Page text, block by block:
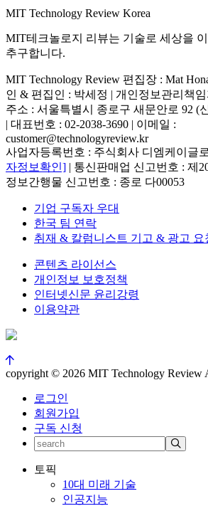
MIT Technology Review Korea
MIT테크놀로지 리뷰는 기술로 세상을
추구합니다.
MIT Technology Review 편집장 : Mat
인 & 편집인 : 박세정 | 개인정보관리책
주소 : 서울특별시 종로구 새문안로 92 (
| 대표번호 : 02-2038-3690 | 이메일 :
customer@technologyreview.kr
사업자등록번호 : 주식회사 디엠케이글
자정보확인] | 통신판매업 신고번호 : 제
정보간행물 신고번호 : 종로 다00053
기업 구독자 우대
한국 팀 연락
취재 & 칼럼니스트 기고 & 광고 요
콘텐츠 라이선스
개인정보 보호정책
인터넷신문 윤리강령
이용약관
copyright © 2026 MIT Technology Review
로그인
회원가입
구독 신청
토픽
10대 미래 기술
인공지능